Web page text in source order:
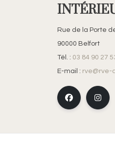
Rue de la Porte
90000 Belfort
Tél. : 03 84 90 27
E-mail : rve@rve-